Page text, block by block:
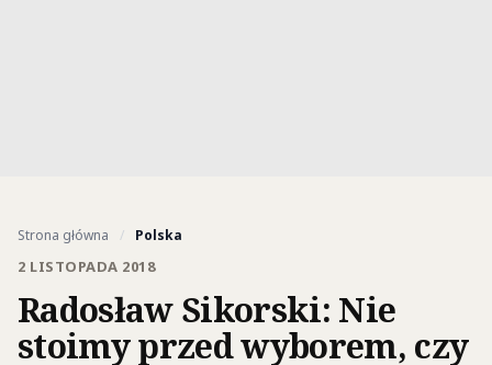
Strona główna / Polska
2 LISTOPADA 2018
Radosław Sikorski: Nie
stoimy przed wyborem, czy